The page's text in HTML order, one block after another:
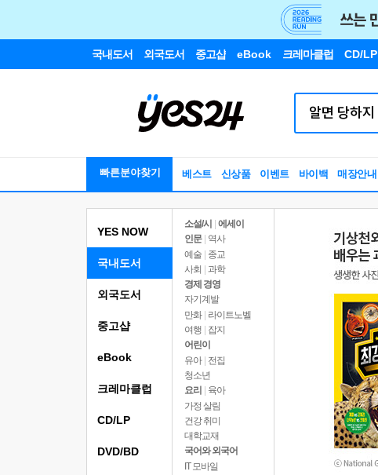
국내도서 외국도서 중고샵 eBook 크레마클럽 CD/LP
빠른분야찾기 베스트 신상품 이벤트 바이백 매장안내
YES NOW
국내도서
소설/시
에세이
인문
역사
예술 | 종교
사회 | 과학
경제 경영
자기계발
만화 | 라이트노벨
여행
잡지
어린이
유아 | 전집
청소년
요리
육아
가정 살림
건강 취미
대학교재
국어와 외국어
IT 모바일
외국도서
중고샵
eBook
크레마클럽
CD/LP
DVD/BD